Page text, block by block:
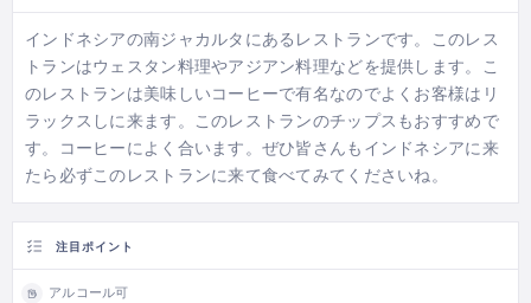
インドネシアの南ジャカルタにあるレストランです。このレス
トランはウェスタン料理やアジアン料理などを提供します。こ
のレストランは美味しいコーヒーで有名なのでよくお客様はリ
ラックスしに来ます。このレストランのチップスもおすすめで
す。コーヒーによく合います。ぜひ皆さんもインドネシアに来
たら必ずこのレストランに来て食べてみてくださいね。
注目ポイント
アルコール可